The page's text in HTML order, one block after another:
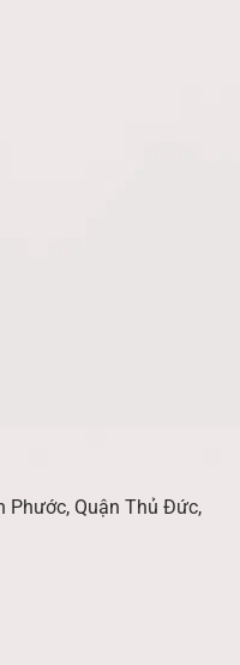
Phước, Quận Thủ Đức,